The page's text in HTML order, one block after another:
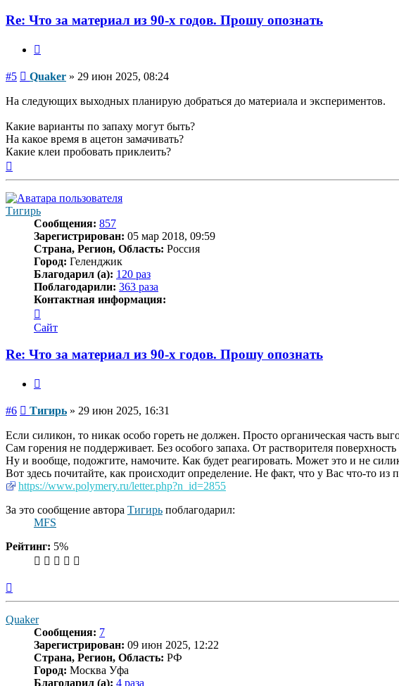
Re: Что за материал из 90-х годов. Прошу опознать
#5 Сообщение
Quaker » 29 июн 2025, 08:24
На следующих выходных планирую добраться до материала и экспериментов.
Какие варианты по запаху могут быть?
На какое время в ацетон замачивать?
Какие клеи пробовать приклеить?
Тигирь
Сообщения: 857
Зарегистрирован: 05 мар 2018, 09:59
Страна, Регион, Область: Россия
Город: Геленджик
Благодарил (а): 120 раз
Поблагодарили: 363 раза
Контактная информация:
информация
пользователя
Сайт
Re: Что за материал из 90-х годов. Прошу опознать
#6 Сообщение
Тигирь » 29 июн 2025, 16:31
Если силикон, то никак особо гореть не должен. Просто органическая часть
Сам горения не поддерживает. Без особого запаха. От растворителя
Ну и вообще, подожгите, намочите. Как будет реагировать. Может это и не
Вот здесь почитайте, как происходит определение. Не факт, что у Вас что-то
https://www.polymery.ru/letter.php?n_id=2855
За это сообщение автора Тигирь поблагодарил:
MFS
Рейтинг: 5%
Quaker
Сообщения: 7
Зарегистрирован: 09 июн 2025, 12:22
Страна, Регион, Область: РФ
Город: Москва Уфа
Благодарил (а): 4 раза